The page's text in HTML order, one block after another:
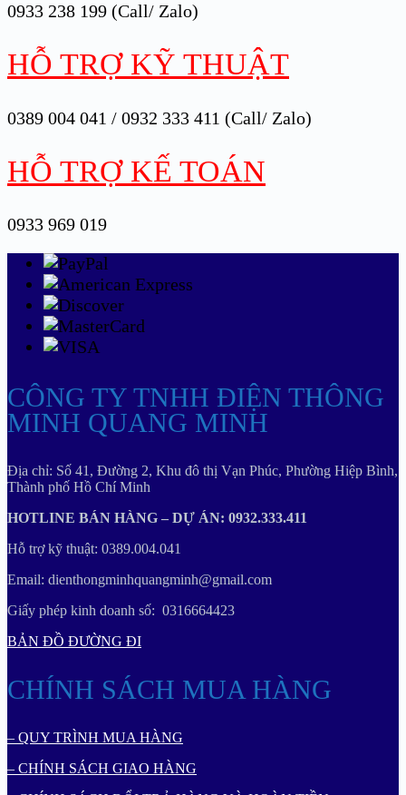
0933 238 199 (Call/ Zalo)
HỖ TRỢ KỸ THUẬT
0389 004 041 / 0932 333 411 (Call/ Zalo)
HỖ TRỢ KẾ TOÁN
0933 969 019
CÔNG TY TNHH ĐIỆN THÔNG
MINH QUANG MINH
Địa chỉ: Số 41, Đường 2, Khu đô thị Vạn Phúc, Phường Hiệp Bình,
Thành phố Hồ Chí Minh
HOTLINE BÁN HÀNG – DỰ ÁN: 0932.333.411
Hỗ trợ kỹ thuật: 0389.004.041
Email: dienthongminhquangminh@gmail.com
Giấy phép kinh doanh số: 0316664423
BẢN ĐỒ ĐƯỜNG ĐI
CHÍNH SÁCH MUA HÀNG
– QUY TRÌNH MUA HÀNG
– CHÍNH SÁCH GIAO HÀNG